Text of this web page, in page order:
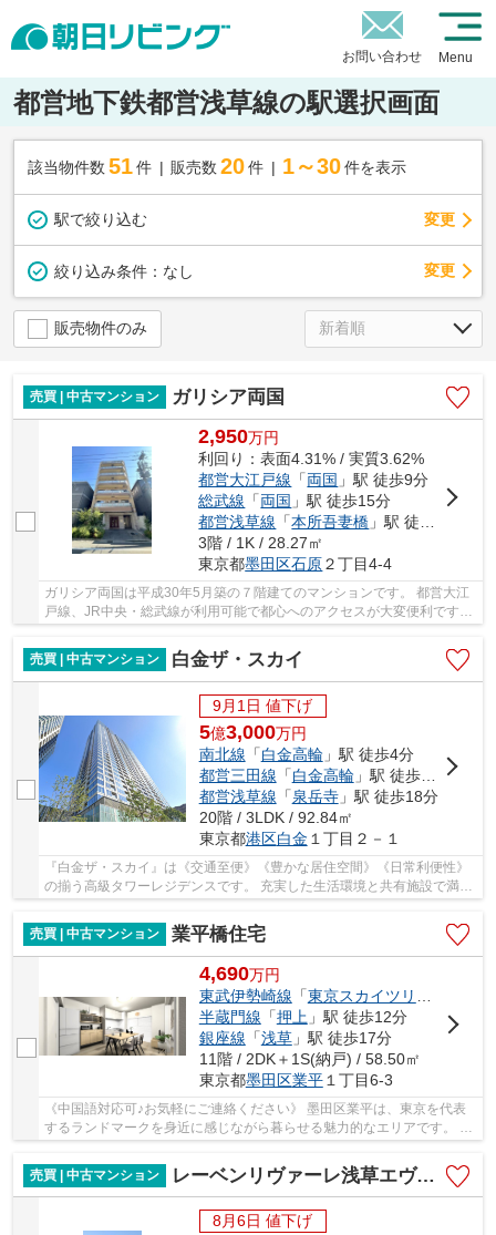
お問い合わせ Menu
都営地下鉄都営浅草線の駅選択画面
該当物件数 51件 販売数 20 件 1～30 件を表示
駅で絞り込む 変更
絞り込み条件： なし 変更
販売物件のみ
売買 | 中古マンション ガリシア両国
2,950万円
利回り：表面4.31% / 実質3.62%
都営大江戸線 「両国 」駅 徒歩9分
総武線 「両国 」駅 徒歩15分
都営浅草線 「本所吾妻橋 」駅 徒歩17分
3階 / 1K / 28.27㎡
東京都墨田区石原２丁目4-4
ガリシア両国は平成30年5月築の７階建てのマンションです。 都営大江
戸線、JR中央・総武線が利用可能で都心へのアクセスが大変便利です。
売買 | 中古マンション
白金ザ・スカイ
9月1日 値下げ
5億3,000万円
南北線 「白金高輪 」駅 徒歩4分
都営三田線 「白金高輪 」駅 徒歩4分
都営浅草線 「泉岳寺」駅 徒歩18分
20階 / 3LDK / 92.84㎡
東京都港区白金 １丁目２－１
『白金ザ・スカイ』は《交通至便》《豊かな居住空間》《日常利便性》
の揃う高級タワーレジデンスです。 充実した生活環境と共有施設で満足
度の高い物件です。 港区で物件をお探しでし...
売買 | 中古マンション
業平橋住宅
4,690万円
東武伊勢崎線 「東京スカイツリー
半蔵門線 「押上 」駅 徒歩12分
銀座線 「浅草」駅 徒歩17分
11階 / 2DK＋1S(納戸) / 58.50㎡
東京都墨田区業平１丁目6-3
《中国語対応可♪お気軽にご連絡ください》 墨田区業平は、東京を代表
するランドマークを身近に感じながら暮らせる魅力的なエリアです。 東
京スカイツリーや東京ソラマチを日常使いで...
売買 | 中古マンション
レーベンリヴァーレ浅草エヴァ―プライド
8月6日 値下げ